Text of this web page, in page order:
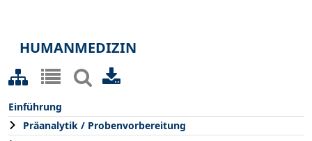
HUMANMEDIZIN
Einführung
Präanalytik / Probenvorbereitung